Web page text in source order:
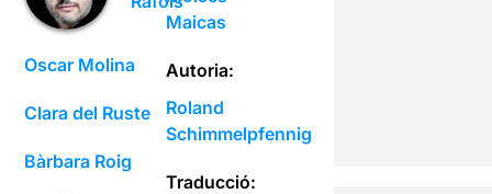
Oscar Molina
Clara del Ruste
Bàrbara Roig
Maicas
Autoria:
Roland
Schimmelpfennig
Traducció: